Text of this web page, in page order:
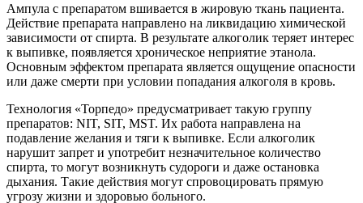
Ампула с препаратом вшивается в жировую ткань пациента.
Действие препарата направлено на ликвидацию химической
зависимости от спирта. В результате алкоголик теряет интерес
к выпивке, появляется хроническое неприятие этанола.
Основным эффектом препарата является ощущение опасности
или даже смерти при условии попадания алкоголя в кровь.
Технология «Торпедо» предусматривает такую группу
препаратов: NIT, SIT, MST. Их работа направлена на
подавление желания и тяги к выпивке. Если алкоголик
нарушит запрет и употребит незначительное количество
спирта, то могут возникнуть судороги и даже остановка
дыхания. Такие действия могут спровоцировать прямую
угрозу жизни и здоровью больного.